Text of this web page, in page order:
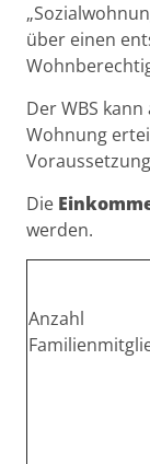
über einen
Der WBS
Wohnung
Die
werden.
Anzahl